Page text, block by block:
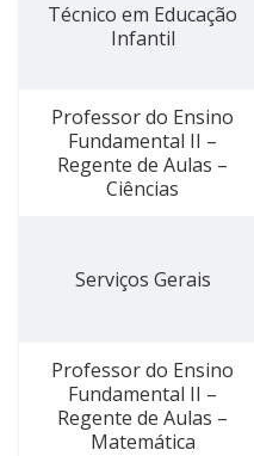
Técnico em Educação
Infantil
Professor do Ensino
Fundamental II –
Regente de Aulas –
Ciências
Serviços Gerais
Professor do Ensino
Fundamental II –
Regente de Aulas –
Matemática